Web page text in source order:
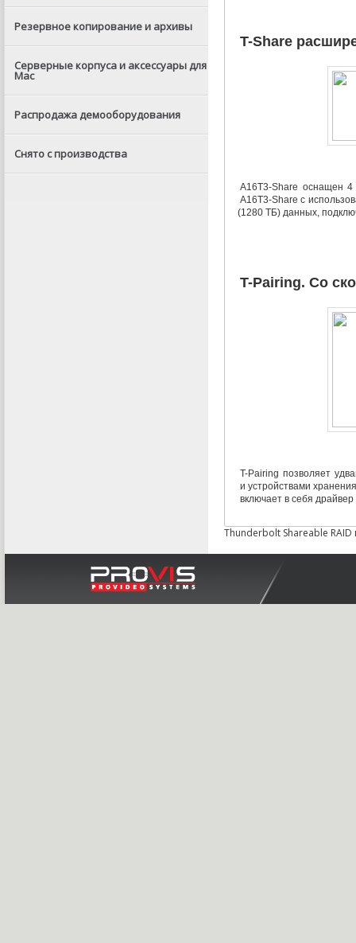
Резервное копирование и архивы
Серверные корпуса и аксессуары для
Mac
Распродажа демооборудования
Снято с производства
T-Share
A16T3-Share оснащен
A16T3-Share с
(1280 ТБ) данных,
T-Pairing. Со
T-Pairing позволяет
и устройствами
включает в себя
Thunderbolt Shareable